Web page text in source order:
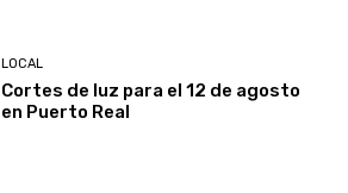
LOCAL
Cortes de luz para el 12 de agosto
en Puerto Real